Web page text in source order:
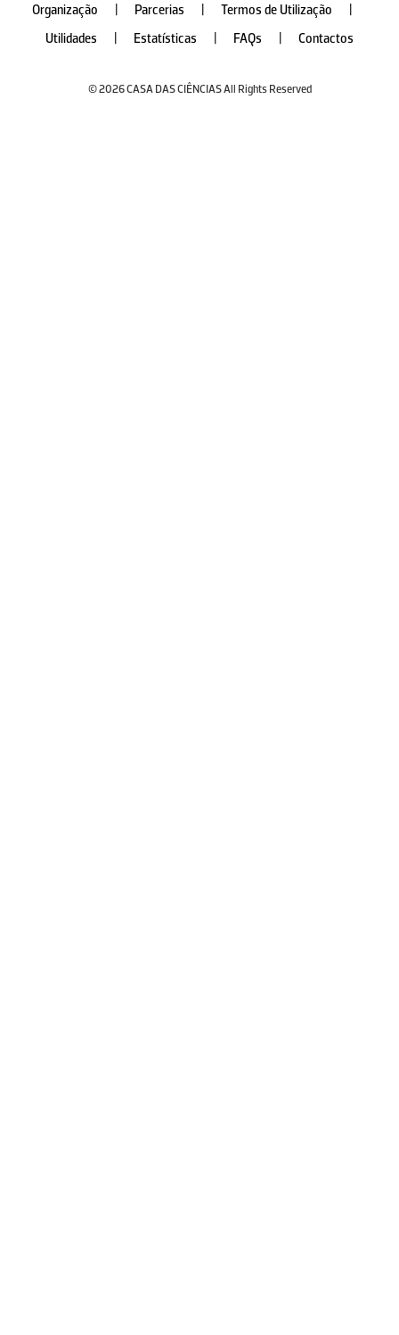
Organização
Parcerias Termos de Utilização
Utilidades
Estatísticas FAQs Contactos
© 2026 CASA DAS CIÊNCIAS All Rights Reserved